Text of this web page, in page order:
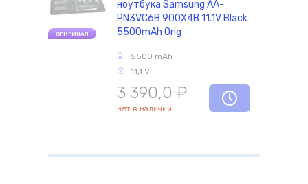
ОРИГИНАЛ
ноутбука Samsung AA-
PN3VC6B 900X4B 11.1V Black
5500mAh Orig
5500 mAh
11,1 V
3 390,0 ₽
нет в наличии